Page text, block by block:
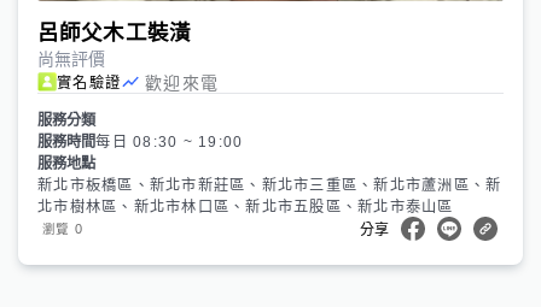
呂師父木工裝潢
尚無評價
實名驗證 歡迎來電
服務分類
服務時間每日 08:30 ~ 19:00
服務地點
新北市板橋區、新北市新莊區、新北市三重區、新北市蘆洲區、新
北市樹林區、新北市林口區、新北市五股區、新北市泰山區
瀏覽 0 分享